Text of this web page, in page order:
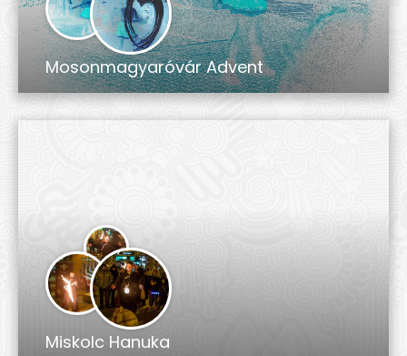
Mosonmagyaróvár Advent
Miskolc Hanuka